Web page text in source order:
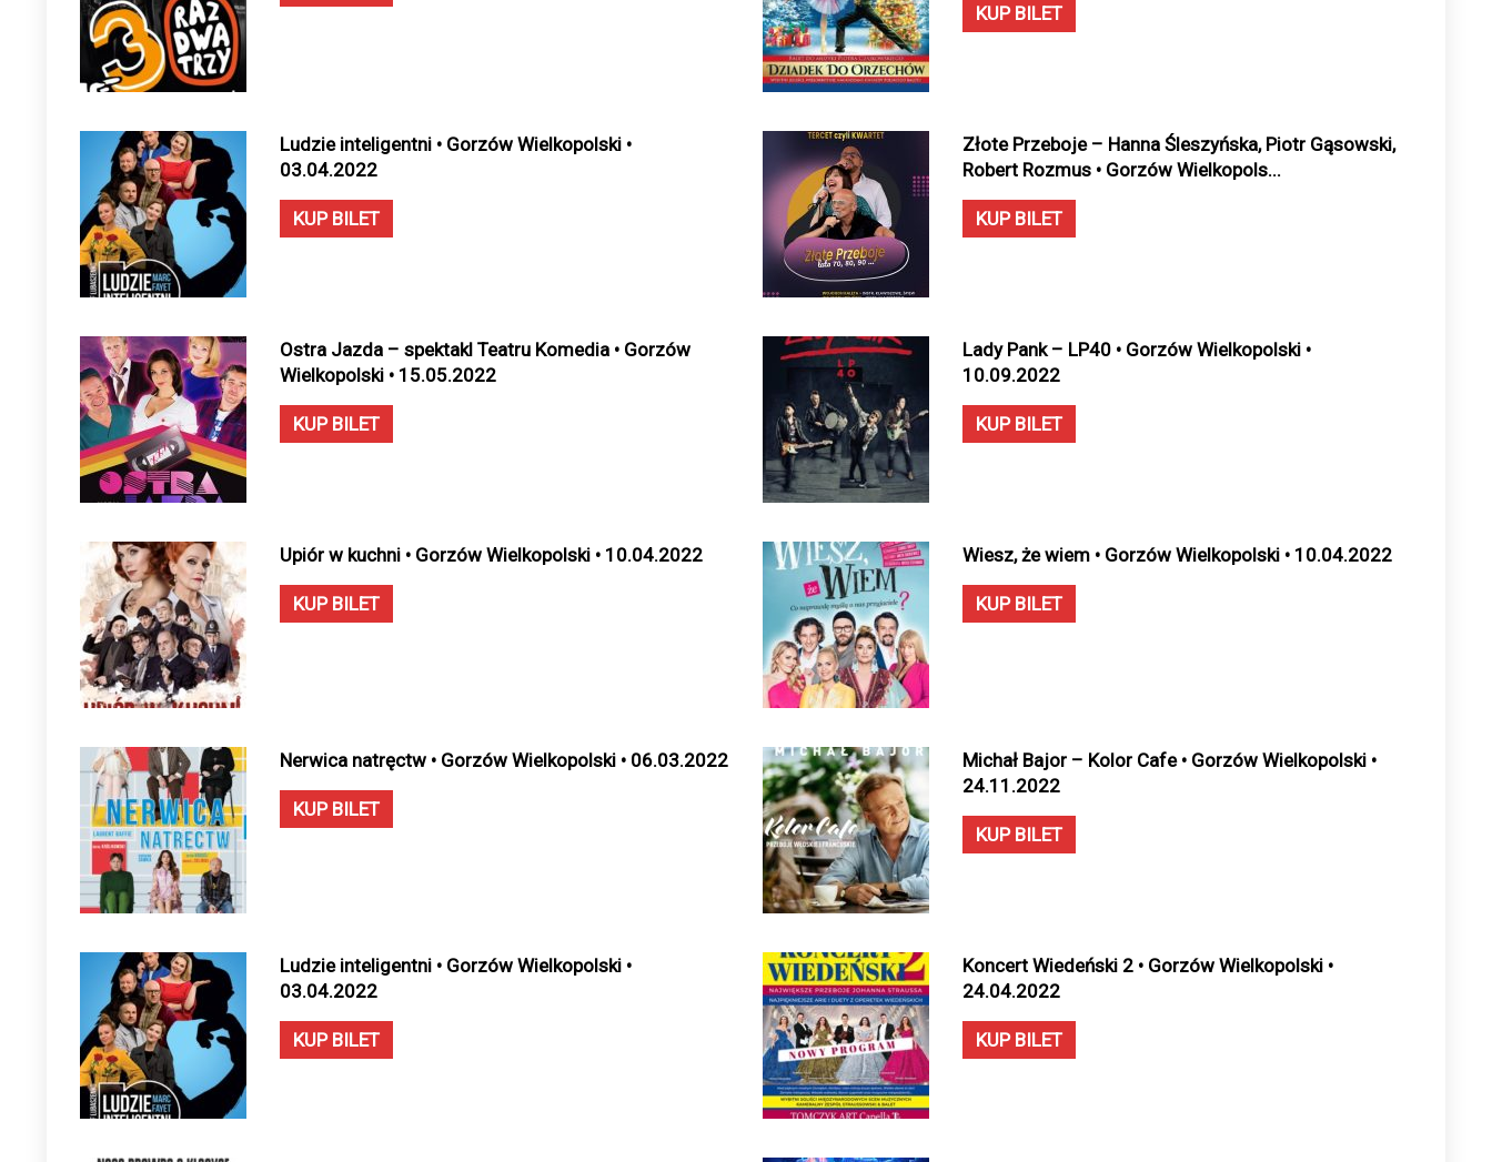
KUP BILET
Ludzie inteligentni • Gorzów Wielkopolski •
03.04.2022
KUP BILET
Złote Przeboje – Hanna Śleszyńska, Piotr Gąsowski,
Robert Rozmus • Gorzów Wielkopols...
KUP BILET
Ostra Jazda – spektakl Teatru Komedia • Gorzów
Wielkopolski • 15.05.2022
KUP BILET
Lady Pank – LP40 • Gorzów Wielkopolski •
10.09.2022
KUP BILET
Upiór w kuchni • Gorzów Wielkopolski • 10.04.2022
KUP BILET
Wiesz, że wiem • Gorzów Wielkopolski • 10.04.2022
KUP BILET
Nerwica natręctw • Gorzów Wielkopolski • 06.03.2022
KUP BILET
Michał Bajor – Kolor Cafe • Gorzów Wielkopolski •
24.11.2022
KUP BILET
Ludzie inteligentni • Gorzów Wielkopolski •
03.04.2022
KUP BILET
Koncert Wiedeński 2 • Gorzów Wielkopolski •
24.04.2022
KUP BILET